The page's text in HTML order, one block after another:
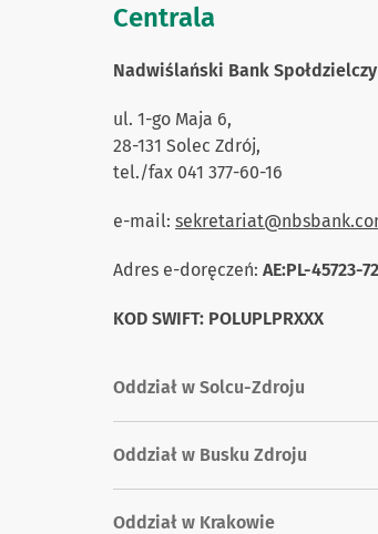
Centrala
Nadwiślański Bank Społdzielczy
ul. 1-go Maja 6,
28-131 Solec Zdrój,
tel./fax 041 377-60-16
e-mail:
Adres e-doręczeń: AE:PL-45723-
KOD SWIFT: POLUPLPRXXX
Oddział w Solcu-Zdroju
Oddział w Busku Zdroju
Oddział w Krakowie